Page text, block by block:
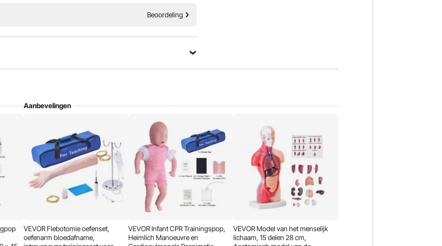
nasogastrische voeding, injecties, het inbrengen
bestrijkt een breed scala aan zorgtechnieken.
Beoordeling
Aanbevelingen
VEVOR Flebotomie oefenset,
oefenarm bloedafname,
VEVOR Infant CPR Trainingspop,
Heimlich Manoeuvre en
VEVOR Model van het menselijk
lichaam, 15 delen 28 cm,